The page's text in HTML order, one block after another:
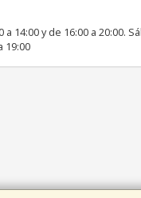
14:00 y de 16:00 a 20:00.
19:00